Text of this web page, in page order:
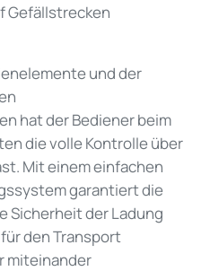
Gefällstrecken
und der
hat der Bediener beim
die volle Kontrolle über
Mit einem einfachen
garantiert die
Sicherheit der Ladung
den Transport
miteinander